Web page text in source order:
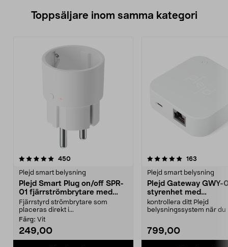
Toppsäljare inom samma kategori
450recensioner
Plejd smart belysning
Plejd Smart Plug on/off SPR-
01 fjärrströmbrytare med
Bluetooth
Fjärrstyrd strömbrytare som
placeras direkt i...
Färg: Vit
249,00
5.0 av 5 stjärnor 163
Plejd smart belysning
Plejd Gateway GWY-
styrenhet med
internetanslutning
kontrollera ditt Plejd
belysningssystem när du
799,00
5.0 av 5 stjärnor